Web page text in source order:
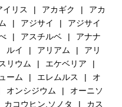
イリス アカギク
アカ
アジサイ
アジサイ
アスチルベ
アナナ
ルイ アリアム
アリ
リウム
エケベリア
ーム エレムルス
オ
オンシジウム
オーニソ
カコウヒン.ソノタ
カス